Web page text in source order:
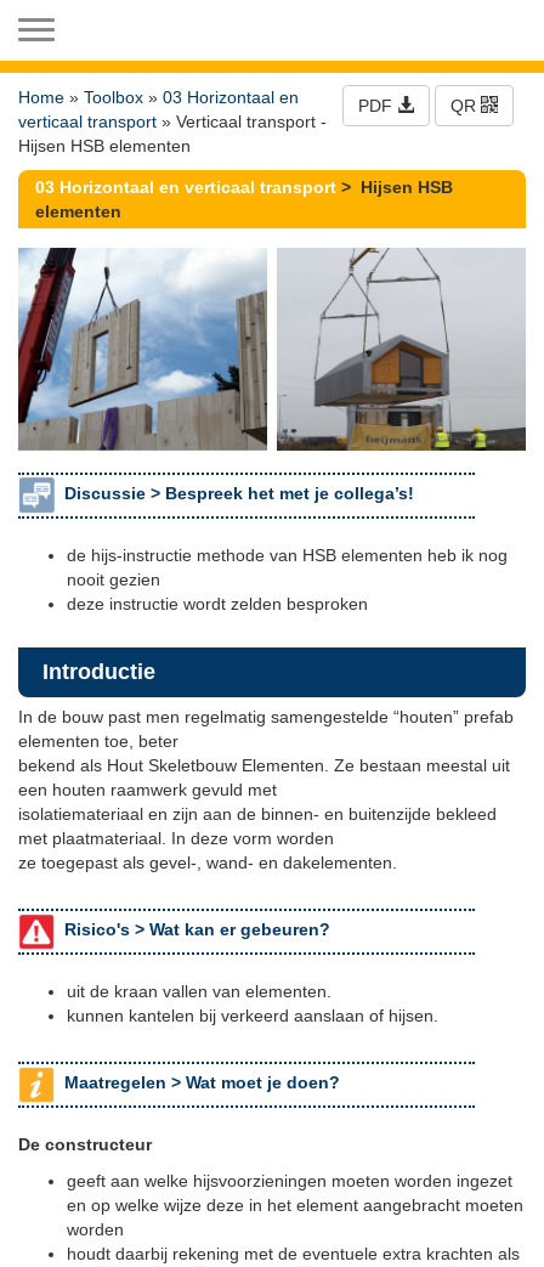
PDF QR
Home » Toolbox » 03 Horizontaal en
verticaal transport » Verticaal transport -
Hijsen HSB elementen
03 Horizontaal en verticaal transport > Hijsen HSB
elementen
Discussie > Bespreek het met je collega’s!
de hijs-instructie methode van HSB elementen heb ik nog
nooit gezien
deze instructie wordt zelden besproken
Introductie
In de bouw past men regelmatig samengestelde “houten” prefab
elementen toe, beter
bekend als Hout Skeletbouw Elementen. Ze bestaan meestal uit
een houten raamwerk gevuld met
isolatiemateriaal en zijn aan de binnen- en buitenzijde bekleed
met plaatmateriaal. In deze vorm worden
ze toegepast als gevel-, wand- en dakelementen.
Risico's > Wat kan er gebeuren?
uit de kraan vallen van elementen.
kunnen kantelen bij verkeerd aanslaan of hijsen.
Maatregelen > Wat moet je doen?
De constructeur
geeft aan welke hijsvoorzieningen moeten worden ingezet
en op welke wijze deze in het element aangebracht moeten
worden
houdt daarbij rekening met de eventuele extra krachten als